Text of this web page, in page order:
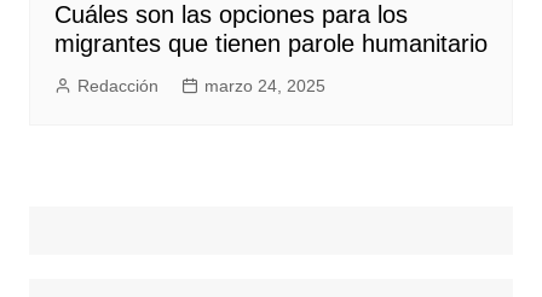
Cuáles son las opciones para los
migrantes que tienen parole humanitario
Redacción marzo 24, 2025